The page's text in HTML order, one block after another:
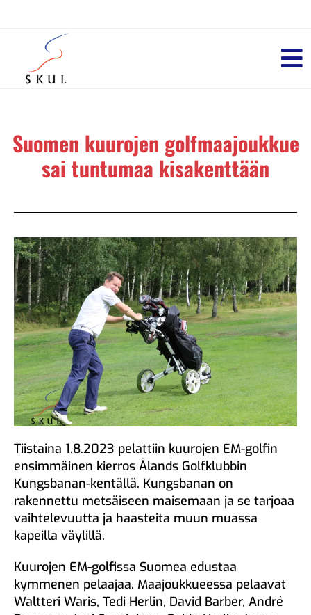
Suomen kuurojen golfmaajoukkue
sai tuntumaa kisakenttään
Tiistaina 1.8.2023 pelattiin kuurojen EM-golfin
ensimmäinen kierros Ålands Golfklubbin
Kungsbanan-kentällä. Kungsbanan on
rakennettu metsäiseen maisemaan ja se tarjoaa
vaihtelevuutta ja haasteita muun muassa
kapeilla väylillä.
Kuurojen EM-golfissa Suomea edustaa
kymmenen pelaajaa. Maajoukkueessa pelaavat
Waltteri Waris, Tedi Herlin, David Barber, André